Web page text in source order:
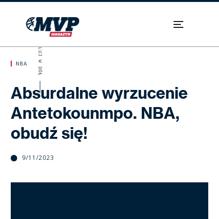
NBA
Absurdalne wyrzucenie
Antetokounmpo. NBA,
obudź się!
9/11/2023
SKROLUJ W DÓŁ